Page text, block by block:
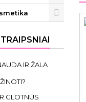
IR ŽALA
GLOTNŪS